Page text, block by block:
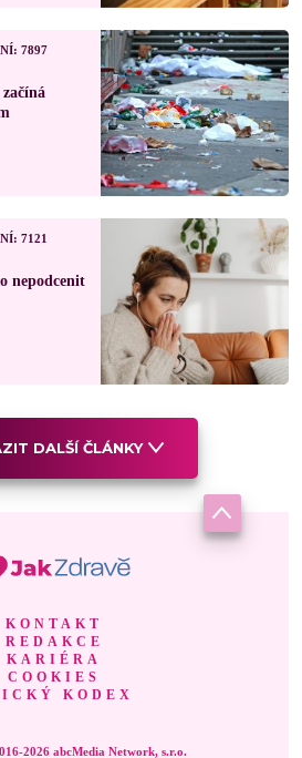
7897
7121
nepodcenit
DALŠÍ ČLÁNKY
KONTAKT
REDAKCE
KARIÉRA
COOKIES
KODEX
2026 abcMedia Network, s.r.o.